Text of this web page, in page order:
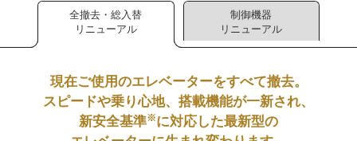
全撤去・総入替
リニューアル
制御機器
リニューアル
現在ご使用のエレベーターをすべて撤去。
スピードや乗り心地、搭載機能が一新され、
新安全基準※に対応した最新型の